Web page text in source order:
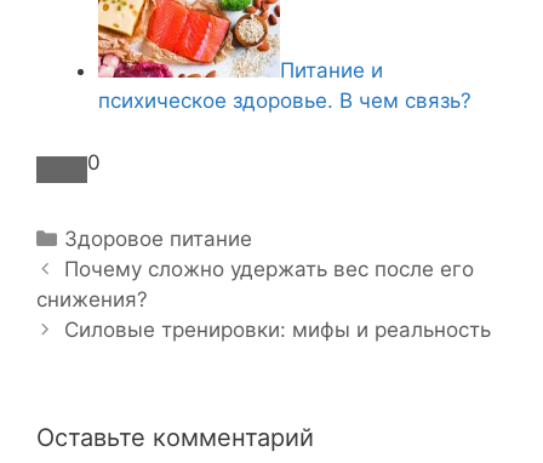
Питание и
психическое здоровье. В чем связь?
0
Р
у
б
р
Здоровое питание
Н
а
в
ц
Почему сложно удержать вес после его
снижения?
Силовые тренировки: мифы и реальность
Оставьте комментарий